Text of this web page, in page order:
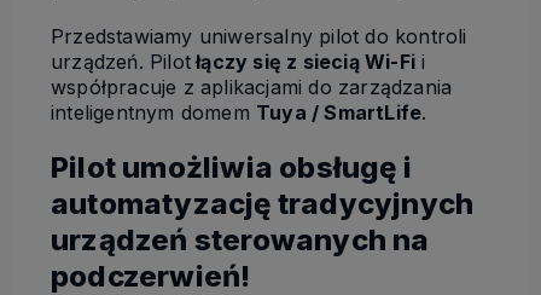
Przedstawiamy uniwersalny pilot do kontroli
urządzeń. Pilot łączy się z siecią Wi-Fi i
współpracuje z aplikacjami do zarządzania
inteligentnym domem Tuya / SmartLife.
Pilot umożliwia obsługę i
automatyzację tradycyjnych
urządzeń sterowanych na
podczerwień!